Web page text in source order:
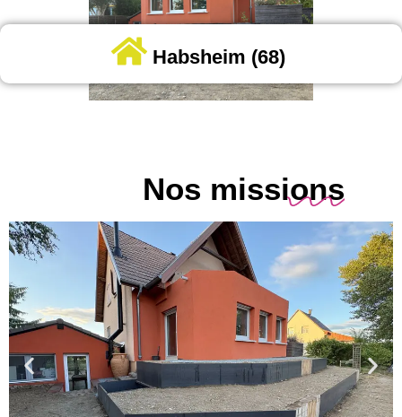
Habsheim (68)
Nos missions